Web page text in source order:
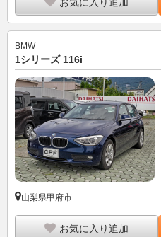
BMW
1シリーズ 116i
山梨県甲府市
お気に入り追加